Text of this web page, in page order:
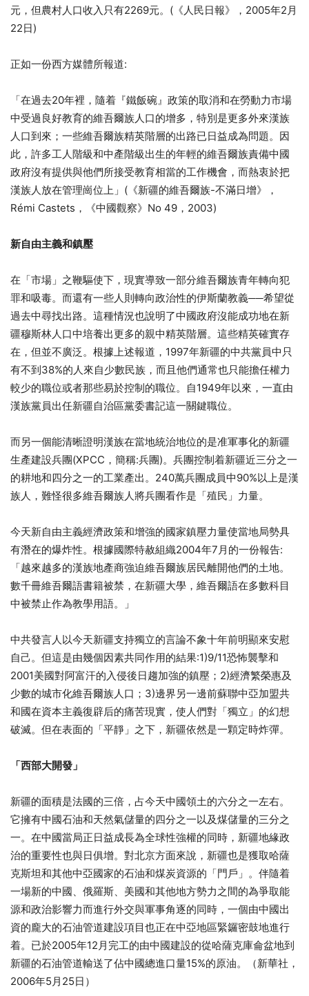
元，但農村人口收入只有2269元。(《人民日報》，2005年2月
22日)
正如一份西方媒體所報道:
「在過去20年裡，隨着『鐵飯碗』政策的取消和在勞動力市場
中受過良好教育的維吾爾族人口的增多，特別是更多外來漢族
人口到來；一些維吾爾族精英階層的出路已日益成為問題。因
此，許多工人階級和中產階級出生的年輕的維吾爾族責備中國
政府沒有提供與他們所接受教育相當的工作機會，而熱衷於把
漢族人放在管理崗位上」(《新疆的維吾爾族-不滿日增》，
Rémi Castets，《中國觀察》No 49，2003)
新自由主義和鎮壓
在「市場」之鞭驅使下，現實導致一部分維吾爾族青年轉向犯
罪和吸毒。而還有一些人則轉向政治性的伊斯蘭教義──希望從
過去中尋找出路。這種情況也說明了中國政府沒能成功地在新
疆穆斯林人口中培養出更多的親中精英階層。這些精英確實存
在，但並不廣泛。根據上述報道，1997年新疆的中共黨員中只
有不到38%的人來自少數民族，而且他們通常也只能擔任權力
較少的職位或者那些易於控制的職位。自1949年以來，一直由
漢族黨員出任新疆自治區黨委書記這一關鍵職位。
而另一個能清晰證明漢族在當地統治地位的是准軍事化的新疆
生產建設兵團(XPCC，簡稱:兵團)。兵團控制着新疆近三分之一
的耕地和四分之一的工業產出。240萬兵團成員中90%以上是漢
族人，難怪很多維吾爾族人將兵團看作是「殖民」力量。
今天新自由主義經濟政策和增強的國家鎮壓力量使當地局勢具
有潛在的爆炸性。根據國際特赦組織2004年7月的一份報告:
「越來越多的漢族地產商強迫維吾爾族居民離開他們的土地。
數千冊維吾爾語書籍被禁，在新疆大學，維吾爾語在多數科目
中被禁止作為教學用語。」
中共發言人以今天新疆支持獨立的言論不象十年前明顯來安慰
自己。但這是由幾個因素共同作用的結果:1)9/11恐怖襲擊和
2001美國對阿富汗的入侵後日趨加強的鎮壓；2)經濟繁榮惠及
少數的城市化維吾爾族人口；3)邊界另一邊前蘇聯中亞加盟共
和國在資本主義復辟后的痛苦現實，使人們對「獨立」的幻想
破滅。但在表面的「平靜」之下，新疆依然是一顆定時炸彈。
「西部大開發」
新疆的面積是法國的三倍，占今天中國領土的六分之一左右。
它擁有中國石油和天然氣儲量的四分之一以及煤儲量的三分之
一。在中國當局正日益成長為全球性強權的同時，新疆地緣政
治的重要性也與日俱增。對北京方面來說，新疆也是獲取哈薩
克斯坦和其他中亞國家的石油和煤炭資源的「門戶」。伴隨着
一場新的中國、俄羅斯、美國和其他地方勢力之間的為爭取能
源和政治影響力而進行外交與軍事角逐的同時，一個由中國出
資的龐大的石油管道建設項目也正在中亞地區緊鑼密鼓地進行
着。已於2005年12月完工的由中國建設的從哈薩克庫侖盆地到
新疆的石油管道輸送了佔中國總進口量15%的原油。（新華社，
2006年5月25日）